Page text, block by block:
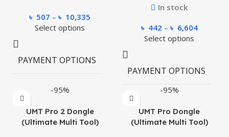
৳ 507 – ৳ 10,335
Select options
PAYMENT OPTIONS
Delivery
500, Full
Payment
In stock
৳ 442 – ৳ 6,604
Select options
PAYMENT OPTIONS
-95%
UMT Pro 2 Dongle
(Ultimate Multi Tool)
-95%
UMT Pro Dongle
(Ultimate Multi Tool)